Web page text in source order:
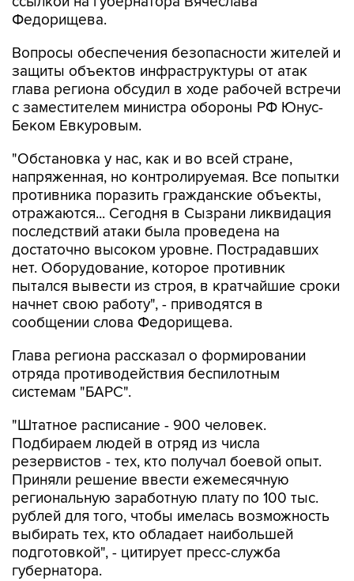
Федорищева.
Вопросы обеспечения безопасности жителей и
защиты объектов инфраструктуры от атак
глава региона обсудил в ходе рабочей встречи
с заместителем министра обороны РФ Юнус-
Беком Евкуровым.
"Обстановка у нас, как и во всей стране,
напряженная, но контролируемая. Все попытки
противника поразить гражданские объекты,
отражаются... Сегодня в Сызрани ликвидация
последствий атаки была проведена на
достаточно высоком уровне. Пострадавших
нет. Оборудование, которое противник
пытался вывести из строя, в кратчайшие сроки
начнет свою работу", - приводятся в
сообщении слова Федорищева.
Глава региона рассказал о формировании
отряда противодействия беспилотным
системам "БАРС".
"Штатное расписание - 900 человек.
Подбираем людей в отряд из числа
резервистов - тех, кто получал боевой опыт.
Приняли решение ввести ежемесячную
региональную заработную плату по 100 тыс.
рублей для того, чтобы имелась возможность
выбирать тех, кто обладает наибольшей
подготовкой", - цитирует пресс-служба
губернатора.